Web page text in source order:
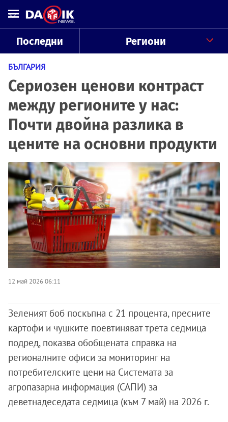
Последни Региони
БЪЛГАРИЯ
Сериозен ценови контраст
между регионите у нас:
Почти двойна разлика в
цените на основни продукти
12 май 2026 06:11
Зеленият боб поскъпна с 21 процента, пресните
картофи и чушките поевтиняват трета седмица
подред, показва обобщената справка на
регионалните офиси за мониторинг на
потребителските цени на Системата за
агропазарна информация (САПИ) за
деветнадеседата седмица (към 7 май) на 2026 г.